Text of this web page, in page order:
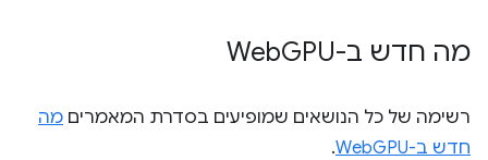
מה חדש ב-WebGPU
רשימה של כל הנושאים שמופיעים בסדרת המאמרים מה
חדש ב-WebGPU
.